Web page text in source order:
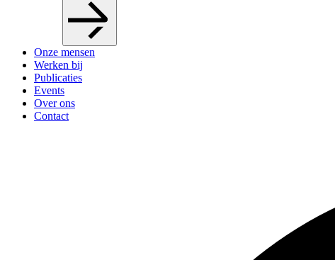
Onze mensen
Werken bij
Publicaties
Events
Over ons
Contact